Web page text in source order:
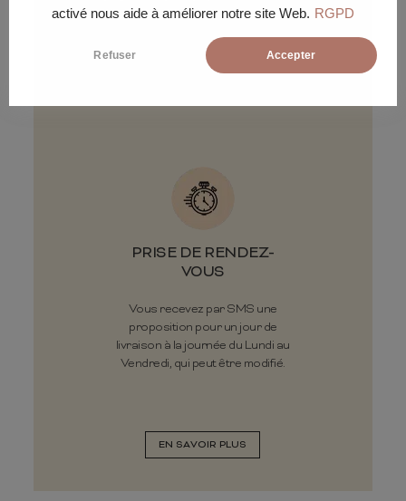
activé nous aide à améliorer notre site Web. RGPD
Refuser Accepter
Livraison gratuite sous 30 jours
ouvrés en pas de porte ou pied
d'immeuble.
PRISE DE RENDEZ-
VOUS
Vous recevez par SMS une
proposition pour un jour de
livraison à la journée du Lundi au
Vendredi, qui peut être modifié.
EN SAVOIR PLUS